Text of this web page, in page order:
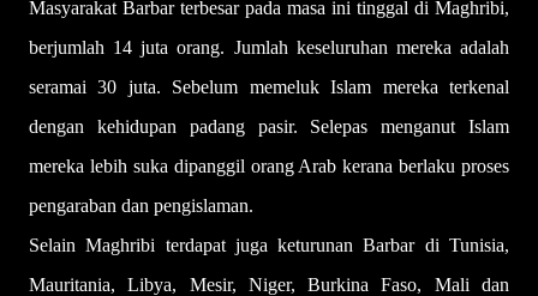
Masyarakat Barbar terbesar pada masa ini tinggal di Maghribi,
berjumlah 14 juta orang. Jumlah keseluruhan mereka adalah
seramai 30 juta. Sebelum memeluk Islam mereka terkenal
dengan kehidupan padang pasir. Selepas menganut Islam
mereka lebih suka dipanggil orang Arab kerana berlaku proses
pengaraban dan pengislaman.
Selain Maghribi terdapat juga keturunan Barbar di Tunisia,
Mauritania, Libya, Mesir, Niger, Burkina Faso, Mali dan